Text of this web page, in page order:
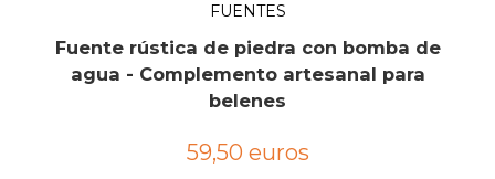
FUENTES
Fuente rústica de piedra con bomba de
agua - Complemento artesanal para
belenes
59,50 euros